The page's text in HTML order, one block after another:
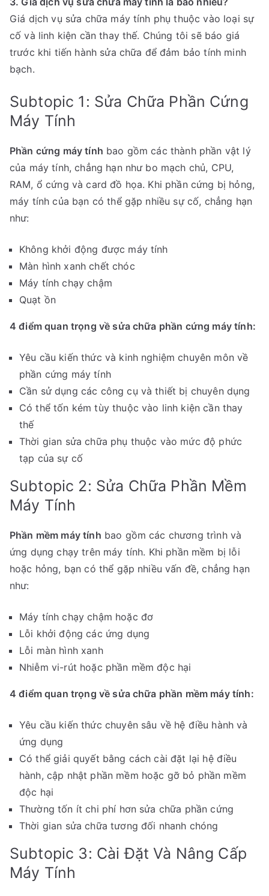
Giá dịch vụ sửa chữa máy tính phụ thuộc vào loại sự
cố và linh kiện cần thay thế. Chúng tôi sẽ báo giá
trước khi tiến hành sửa chữa để đảm bảo tính minh
bạch.
Subtopic 1: Sửa Chữa Phần Cứng
Máy Tính
Phần cứng máy tính bao gồm các thành phần vật lý
của máy tính, chẳng hạn như bo mạch chủ, CPU,
RAM, ổ cứng và card đồ họa. Khi phần cứng bị hỏng,
máy tính của bạn có thể gặp nhiều sự cố, chẳng hạn
như:
Không khởi động được máy tính
Màn hình xanh chết chóc
Máy tính chạy chậm
Quạt ồn
4 điểm quan trọng về sửa chữa phần cứng máy tính:
Yêu cầu kiến thức và kinh nghiệm chuyên môn về
phần cứng máy tính
Cần sử dụng các công cụ và thiết bị chuyên dụng
Có thể tốn kém tùy thuộc vào linh kiện cần thay
thế
Thời gian sửa chữa phụ thuộc vào mức độ phức
tạp của sự cố
Subtopic 2: Sửa Chữa Phần Mềm
Máy Tính
Phần mềm máy tính bao gồm các chương trình và
ứng dụng chạy trên máy tính. Khi phần mềm bị lỗi
hoặc hỏng, bạn có thể gặp nhiều vấn đề, chẳng hạn
như:
Máy tính chạy chậm hoặc đơ
Lỗi khởi động các ứng dụng
Lỗi màn hình xanh
Nhiễm vi-rút hoặc phần mềm độc hại
4 điểm quan trọng về sửa chữa phần mềm máy tính:
Yêu cầu kiến thức chuyên sâu về hệ điều hành và
ứng dụng
Có thể giải quyết bằng cách cài đặt lại hệ điều
hành, cập nhật phần mềm hoặc gỡ bỏ phần mềm
độc hại
Thường tốn ít chi phí hơn sửa chữa phần cứng
Thời gian sửa chữa tương đối nhanh chóng
Subtopic 3: Cài Đặt Và Nâng Cấp
Máy Tính